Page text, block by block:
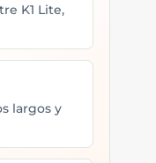
K1 Lite,
largos y